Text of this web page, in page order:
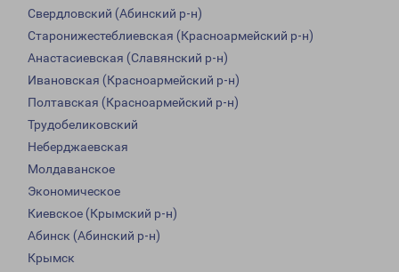
Свердловский (Абинский р-н)
Старонижестеблиевская (Красноармейский р-н)
Анастасиевская (Славянский р-н)
Ивановская (Красноармейский р-н)
Полтавская (Красноармейский р-н)
Трудобеликовский
Неберджаевская
Молдаванское
Экономическое
Киевское (Крымский р-н)
Абинск (Абинский р-н)
Крымск